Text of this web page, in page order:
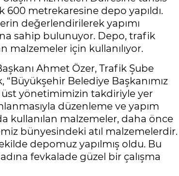
600 metrekaresine depo yapıldı.
değerlendirilerek yapımı
sahip bulunuyor. Depo, trafik
malzemeler için kullanılıyor.
Ahmet Özer, Trafik Şube
Belediye Başkanımız
üst yönetimimizin takdiriyle yer
düzenleme ve yapım
kullanılan malzemeler, daha önce
bünyesindeki atıl malzemelerdir.
depomuz yapılmış oldu. Bu
fevkalade güzel bir çalışma